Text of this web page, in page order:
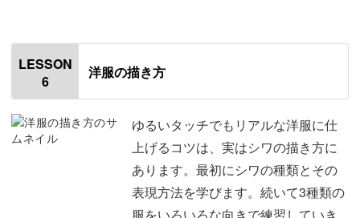
はじめに
編み込みヘアの描き方
ポニーテールの描き方 05:29
14:31
LESSON
6
洋服の描き方
ゆるいタッチでもリアルな洋服に仕
上げるコツは、実はシワの描き方に
あります。最初にシワの種類とその
表現方法を学びます。続いて3種類の
服をいろいろな向きで練習していき